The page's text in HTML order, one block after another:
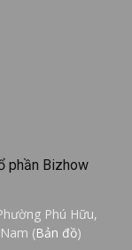
phần Bizhow
Phú Hữu,
(Bản đồ)